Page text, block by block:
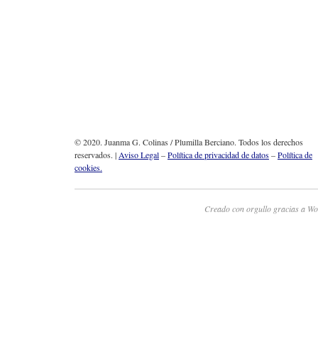
© 2020. Juanma G. Colinas / Plumilla Berciano. Todos los derechos
reservados. |Aviso Legal–Política de privacidad de datos–Política de
cookies.
Creado con orgullo gracias a